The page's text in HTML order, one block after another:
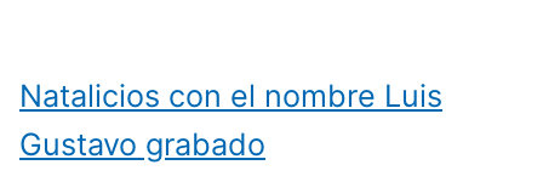
Natalicios con el nombre Luis
Gustavo grabado